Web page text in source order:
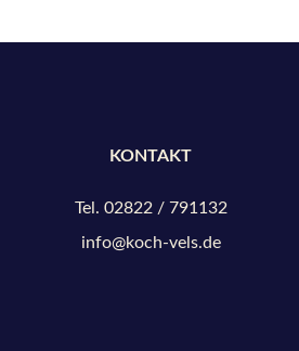
KONTAKT
Tel. 02822 / 791132
info@koch-vels.de